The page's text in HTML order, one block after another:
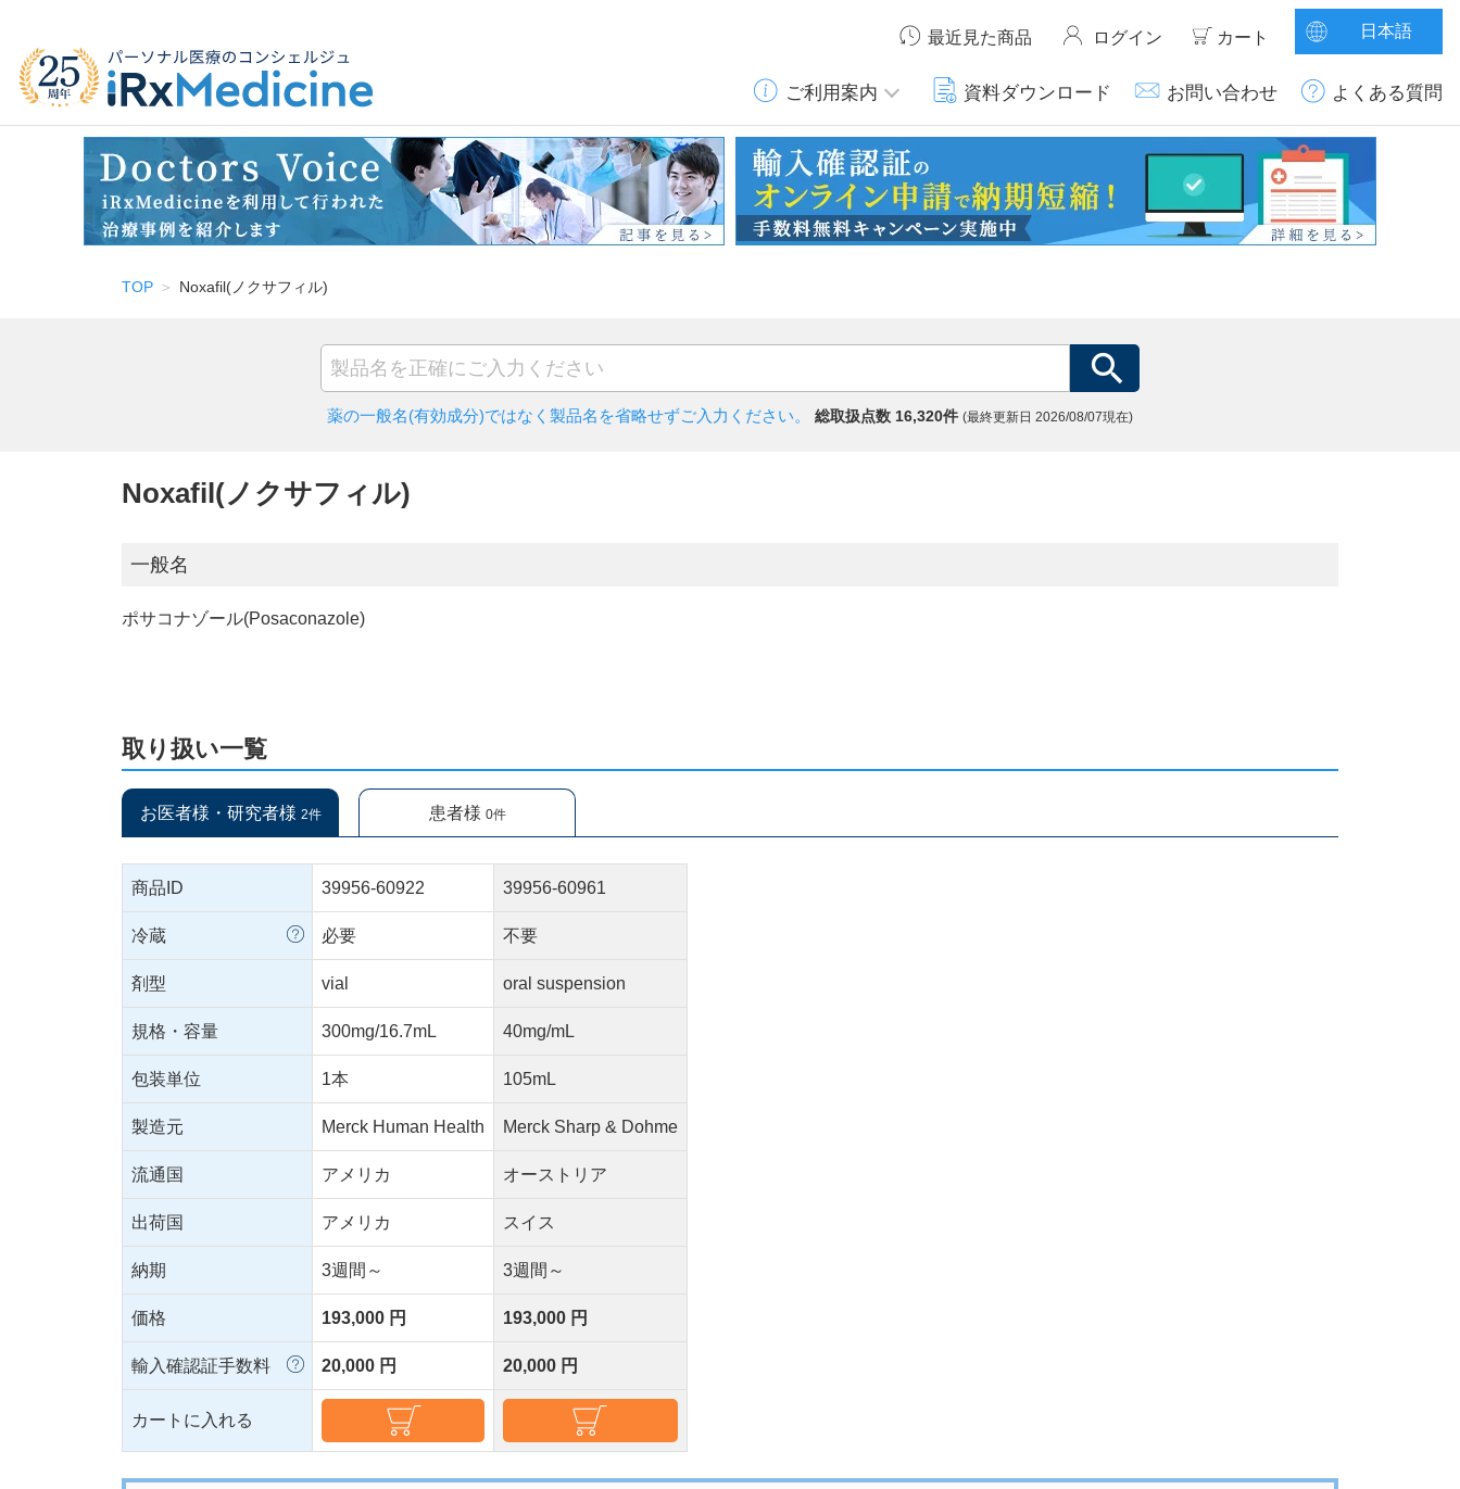
最近見た商品 ログイン カート 日本語
ご利用案内 資料ダウンロード お問い合わせ よくある質問
TOP Noxafil(ノクサフィル)
薬の一般名(有効成分)ではなく 製品名を省略せずご入力ください。 総取扱点数 16,320件 (最終更新日 2026/08/07現在)
Noxafil(ノクサフィル)
一般名
ポサコナゾール(Posaconazole)
取り扱い一覧
お医者様・研究者様 2件 患者様 0件
商品ID 39956-60922 39956-60961
冷蔵 必要 不要
剤型 vial oral suspension
規格・容量 300mg/16.7mL 40mg/mL
包装単位 1本 105mL
製造元 Merck Human Health Merck Sharp & Dohme
流通国 アメリカ オーストリア
出荷国 アメリカ スイス
納期 3週間～ 3週間～
価格 193,000 円 193,000 円
輸入確認証手数料 20,000 円 20,000 円
カートに入れる